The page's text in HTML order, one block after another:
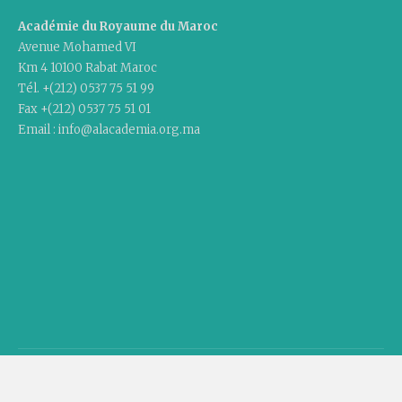
Académie du Royaume du Maroc
Avenue Mohamed VI
Km 4 10100 Rabat Maroc
Tél. +(212) 0537 75 51 99
Fax +(212) 0537 75 51 01
Email : info@alacademia.org.ma